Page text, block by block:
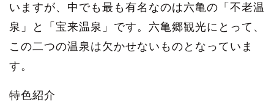
いますが、中でも最も有名なのは六亀の「不老温
泉」と「宝来温泉」です。六亀郷観光にとって、
この二つの温泉は欠かせないものとなっていま
す。
特色紹介